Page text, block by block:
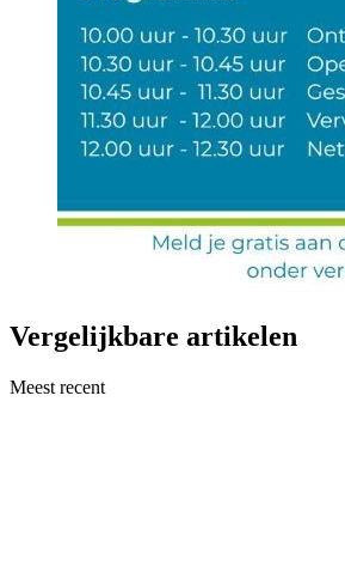
Vergelijkbare artikelen
Meest recent